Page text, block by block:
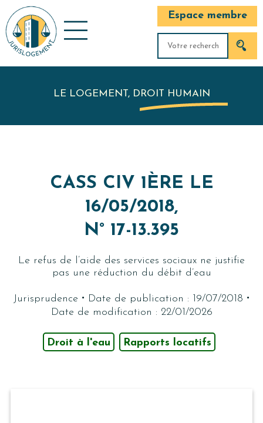
Espace membre
LE LOGEMENT, DROIT HUMAIN
CASS CIV 1ÈRE LE
16/05/2018,
N° 17-13.395
Le refus de l’aide des services sociaux ne justifie
pas une réduction du débit d’eau
Jurisprudence · Date de publication : 19/07/2018 ·
Date de modification : 22/01/2026
Droit à l'eau Rapports locatifs